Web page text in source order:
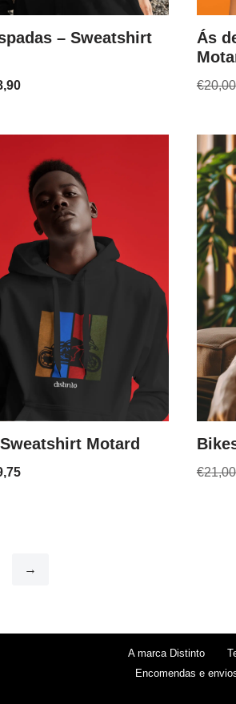
– Sweatshirt
Ás
€20,00
Motard
€21,00
→
A marca Distinto
Encomendas e